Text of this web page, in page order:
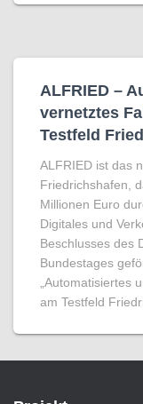
ALFRIED –
vernetztes
Testfeld
ALFRIED ist das
Friedrichshafen,
Millionen Euro
Digitales und
Beschlusses des
Bundestages
„Automatisiertes
am Testfeld